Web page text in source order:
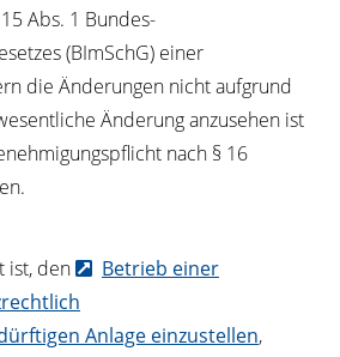
Abs. 1 Bundes-
(BImSchG) einer
die Änderungen nicht aufgrund
Änderung anzusehen ist
nach § 16
ist, den
Betrieb einer
Anlage einzustellen,